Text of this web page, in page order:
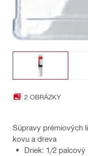
2 OBRÁZKY
Súpravy prémiových
kovu a dreva
Driek: 1/2 palcový